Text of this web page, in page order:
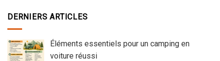
DERNIERS ARTICLES
Éléments essentiels pour un camping en
voiture réussi